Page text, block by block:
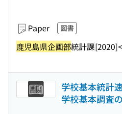
Paper 図書
鹿児島県企画部統計課[2020]
学校基本統計
学校基本調査